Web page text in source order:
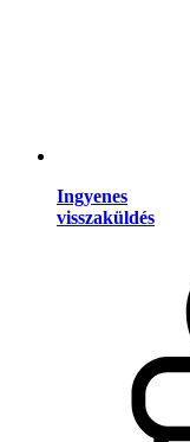
Ingyenes
visszaküldés